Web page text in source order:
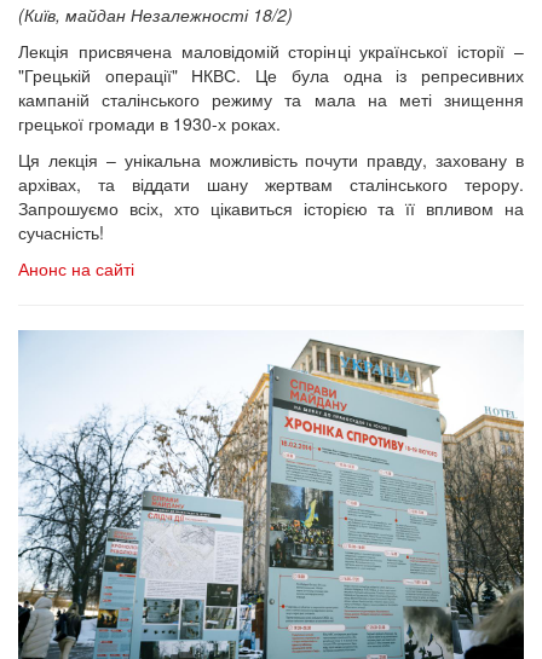
(Київ, майдан Незалежності 18/2)
Лекція присвячена маловідомій сторінці української історії –
"Грецькій операції" НКВС. Це була одна із репресивних
кампаній сталінського режиму та мала на меті знищення
грецької громади в 1930-х роках.
Ця лекція – унікальна можливість почути правду, заховану в
архівах, та віддати шану жертвам сталінського терору.
Запрошуємо всіх, хто цікавиться історією та її впливом на
сучасність!
Анонс на сайті